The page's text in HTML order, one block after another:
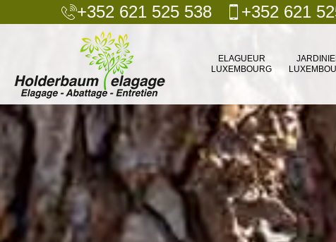
+352 621 525 538 +352 621
ELAGUEUR
LUXEMBOURG